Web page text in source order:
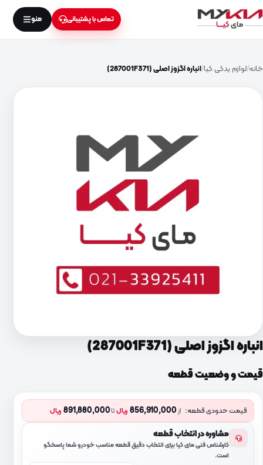
تماس با پشتیبانی منو
خانه لوازم یدکی کیا انباره اگزوز اصلی (287001F371)
انباره اگزوز اصلی (287001F371)
قیمت و وضعیت قطعه
قیمت حدودی قطعه: از856,910,000 ریالتا891,880,000 ریال
مشاوره در انتخاب قطعه
کارشناس فنی مای کیا برای انتخاب دقیق قطعه مناسب خودرو شما پاسخگو
است.